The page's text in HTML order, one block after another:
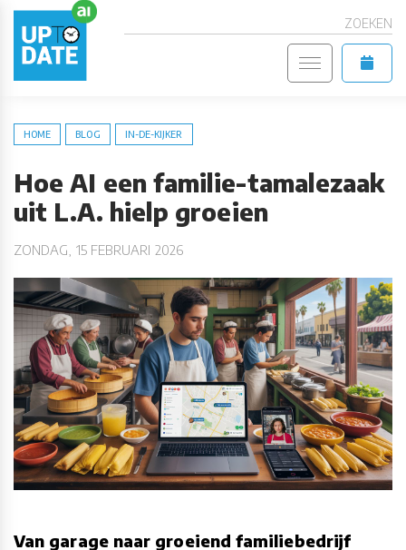
ZOEKEN
HOME BLOG IN-DE-KIJKER
Hoe AI een familie-tamalezaak
uit L.A. hielp groeien
ZONDAG, 15 FEBRUARI 2026
Van garage naar groeiend familiebedrijf